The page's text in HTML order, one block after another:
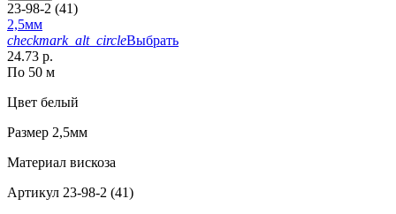
23-98-2 (41)
2,5мм
checkmark_alt_circleВыбрать
24.73 р.
По 50 м
Цвет белый
Размер 2,5мм
Материал вискоза
Артикул 23-98-2 (41)